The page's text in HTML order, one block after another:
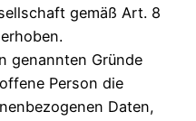
gemäß Art. 8
genannten Gründe
Person die
Daten,